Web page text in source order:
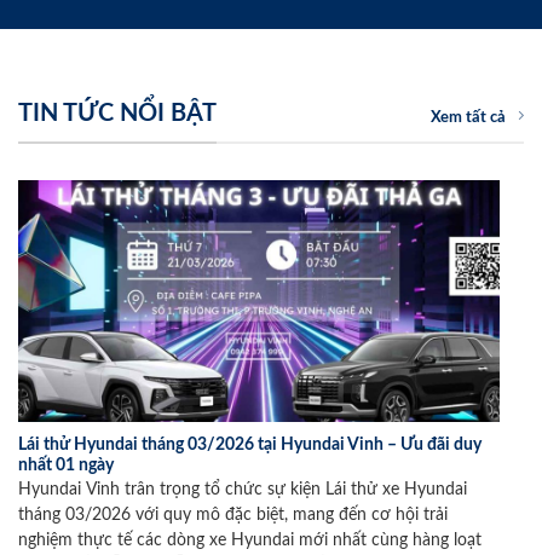
TIN TỨC NỔI BẬT Xem tất cả
Lái thử Hyundai tháng 03/2026 tại Hyundai Vinh – Ưu đãi duy
nhất 01 ngày
Hyundai Vinh trân trọng tổ chức sự kiện Lái thử xe Hyundai
tháng 03/2026 với quy mô đặc biệt, mang đến cơ hội trải
nghiệm thực tế các dòng xe Hyundai mới nhất cùng hàng loạt